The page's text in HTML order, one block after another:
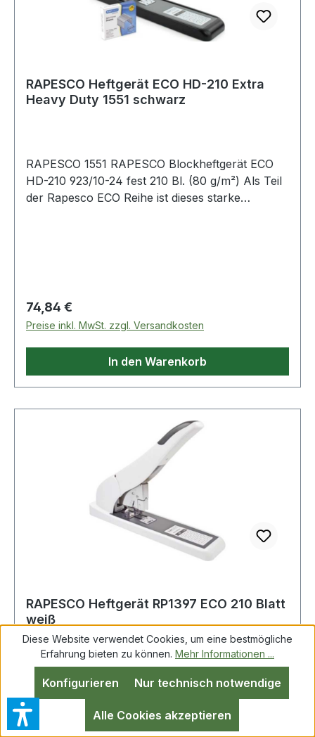
RAPESCO Heftgerät ECO HD-210 Extra
Heavy Duty 1551 schwarz
RAPESCO 1551 RAPESCO Blockheftgerät ECO
HD-210 923/10-24 fest 210 Bl. (80 g/m²) Als Teil
der Rapesco ECO Reihe ist dieses starke
verstärkte Stabilität - besonders hilfreich beim
Heften größerer Mengen. Das Heftgerät hat
außerdem noch eine einrastende Papierführung.
Regulärer Preis:
74,84 €
Preise inkl. MwSt. zzgl. Versandkosten
In den Warenkorb
RAPESCO Heftgerät RP1397 ECO 210 Blatt
weiß
RAPESCO RP1397 RAPESCO Blockheftgerät
ECO HD-210 923/10-24 fest 210 Bl. (80 g/m² Das
Heftgerät bietet einen weichen Gummihebelgriff
Diese Website verwendet Cookies, um eine bestmögliche
Erfahrung bieten zu können. Mehr Informationen ...
Nur technisch notwendige
Konfigurieren
Alle Cookies akzeptieren